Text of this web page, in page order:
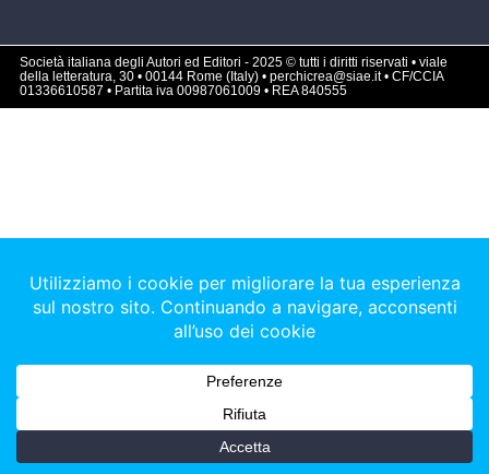
Società italiana degli Autori ed Editori - 2025 © tutti i diritti riservati • viale
della letteratura, 30 • 00144 Rome (Italy) • perchicrea@siae.it • CF/CCIA
01336610587 • Partita iva 00987061009 • REA 840555